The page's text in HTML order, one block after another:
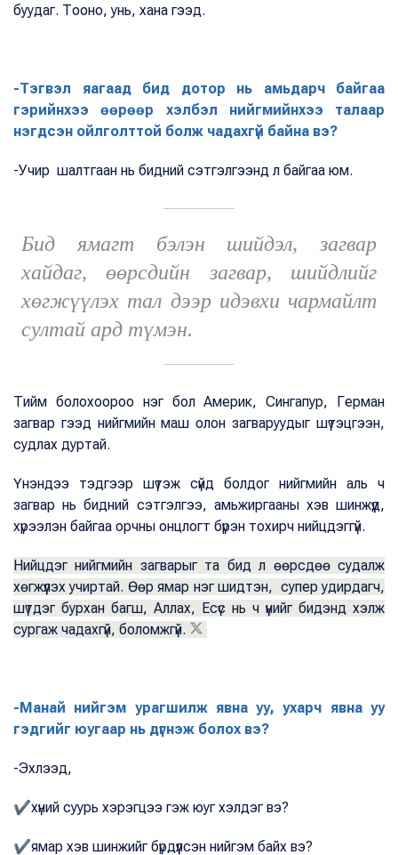
буудаг. Тооно, унь, хана гээд.
-Тэгвэл яагаад бид дотор нь амьдарч байгаа
гэрийнхээ өөрөөр хэлбэл нийгмийнхээ талаар
нэгдсэн ойлголттой болж чадахгүй байна вэ?
-Учир шалтгаан нь бидний сэтгэлгээнд л байгаа юм.
Бид ямагт бэлэн шийдэл, загвар
хайдаг, өөрсдийн загвар, шийдлийг
хөгжүүлэх тал дээр идэвхи чармайлт
султай ард түмэн.
Тийм болохоороо нэг бол Америк, Сингапур, Герман
загвар гээд нийгмийн маш олон загваруудыг шүтэцгээн,
судлах дуртай.
Үнэндээ тэдгээр шүтэж сүйд болдог нийгмийн аль ч
загвар нь бидний сэтгэлгээ, амьжиргааны хэв шинжүүд,
хүрээлэн байгаа орчны онцлогт бүрэн тохирч нийцдэггүй.
Нийцдэг нийгмийн загварыг та бид л өөрсдөө судалж
хөгжүүлэх учиртай. Өөр ямар нэг шидтэн, супер удирдагч,
шүтдэг бурхан багш, Аллах, Есүс нь ч үүнийг бидэнд хэлж
сургаж чадахгүй, боломжгүй.
-Манай нийгэм урагшилж явна уу, ухарч явна уу
гэдгийг юугаар нь дүгнэж болох вэ?
-Эхлээд,
✔хүний суурь хэрэгцээ гэж юуг хэлдэг вэ?
✔ямар хэв шинжийг бүрдүүлсэн нийгэм байх вэ?